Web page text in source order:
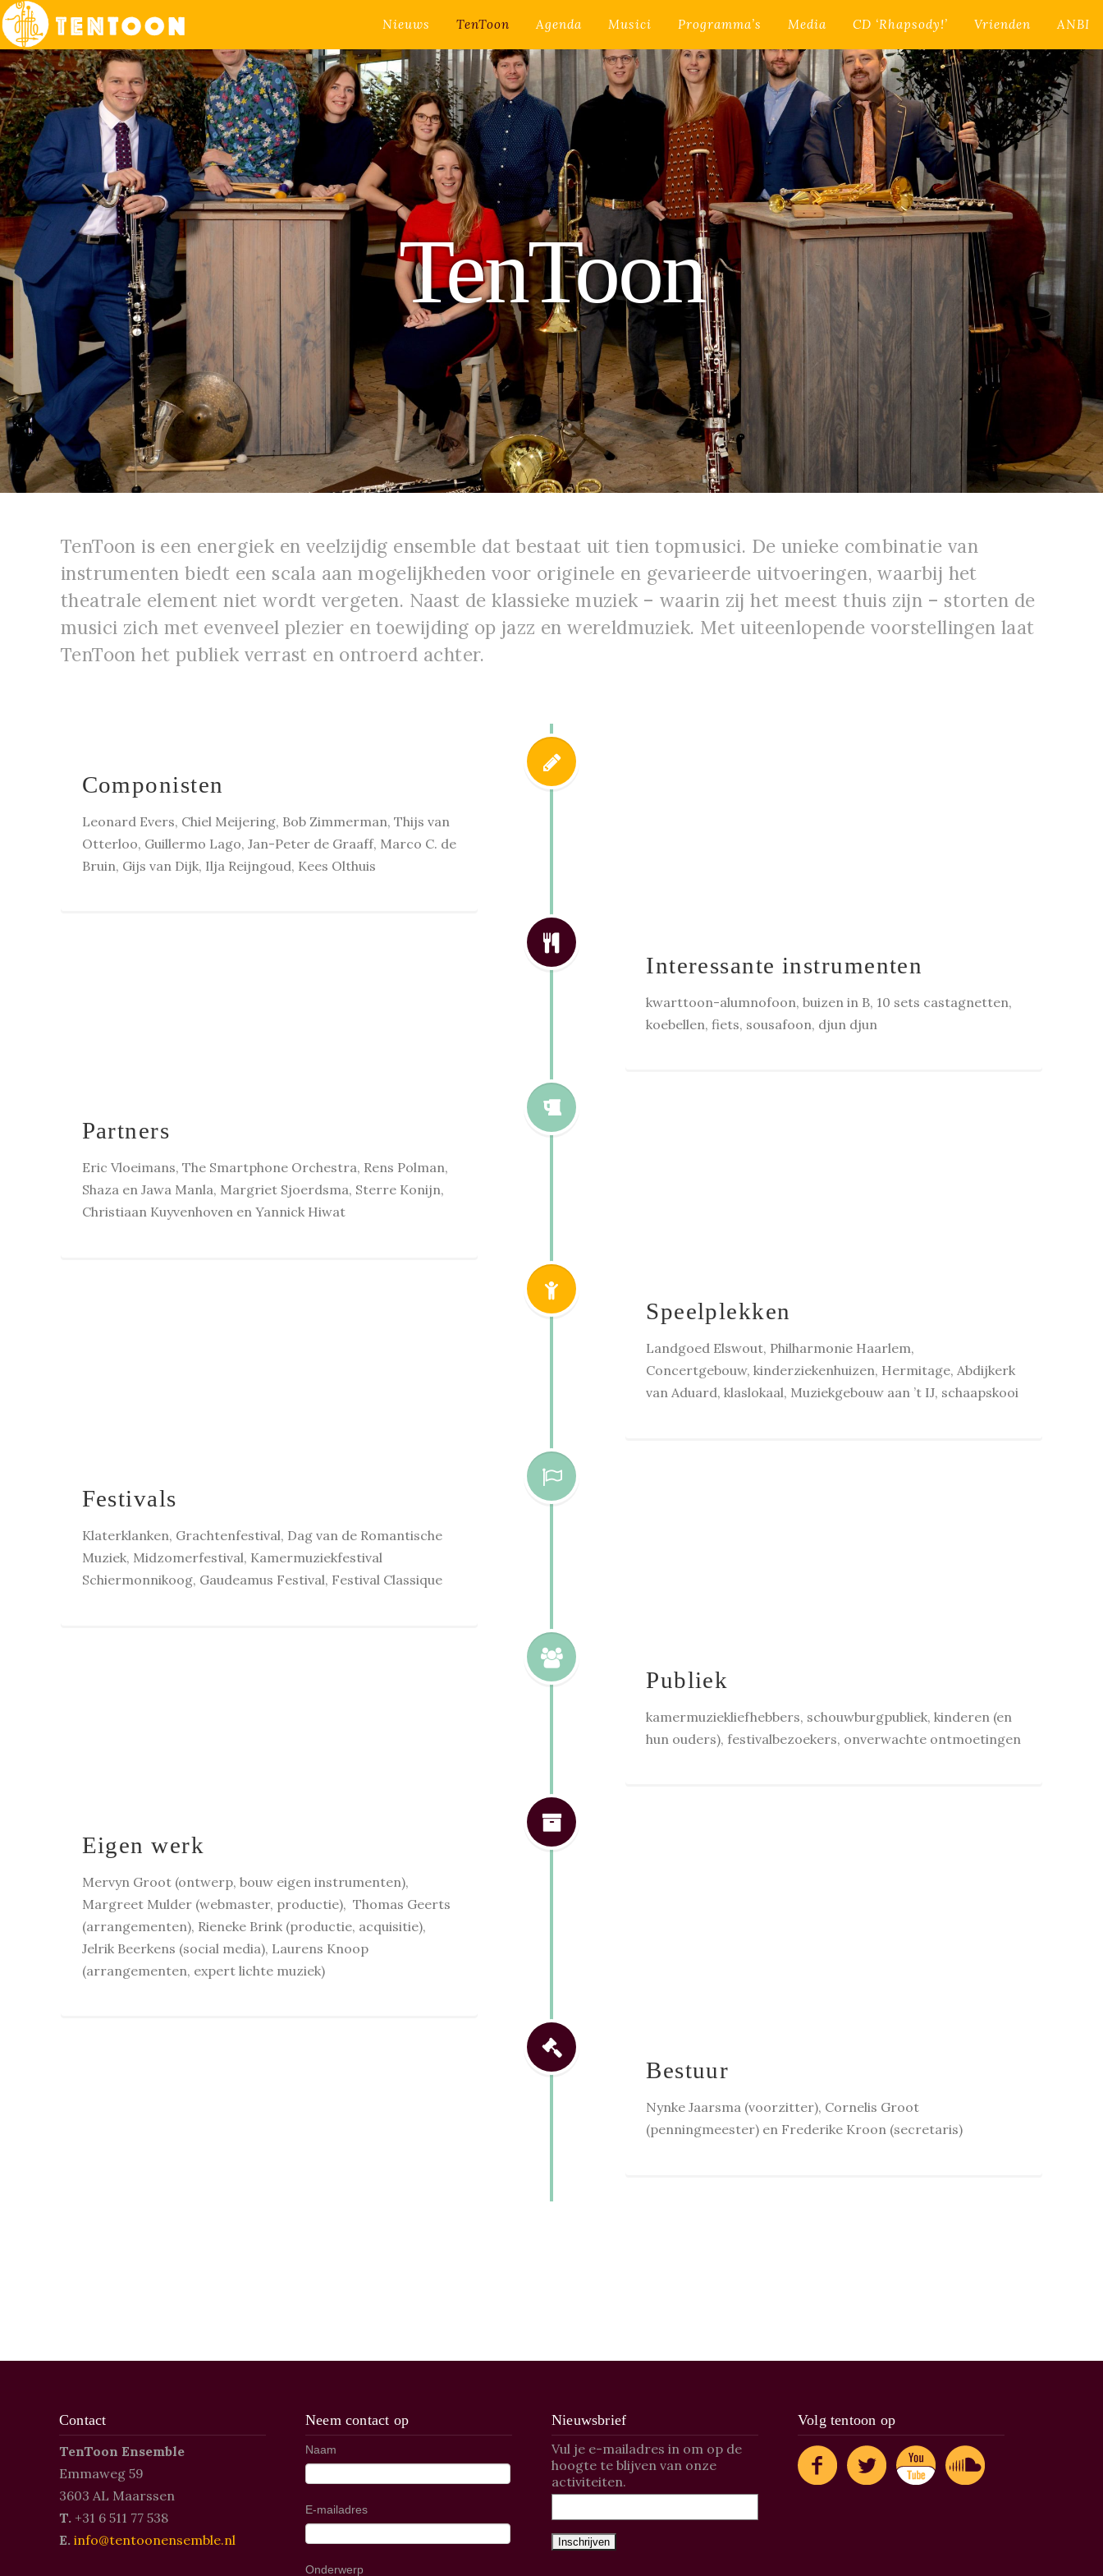
Nieuws TenToon Agenda Musici Programma’s Media CD ‘Rhapsody!’ Vrienden ANBI
TenToon
TenToon is een energiek en veelzijdig ensemble dat bestaat uit tien topmusici. De unieke combinatie van
instrumenten biedt een scala aan mogelijkheden voor originele en gevarieerde uitvoeringen, waarbij het
theatrale element niet wordt vergeten. Naast de klassieke muziek – waarin zij het meest thuis zijn – storten de
musici zich met evenveel plezier en toewijding op jazz en wereldmuziek. Met uiteenlopende voorstellingen laat
TenToon het publiek verrast en ontroerd achter.
Componisten
Leonard Evers, Chiel Meijering, Bob Zimmerman, Thijs van
Otterloo, Guillermo Lago, Jan-Peter de Graaff, Marco C. de
Bruin, Gijs van Dijk, Ilja Reijngoud, Kees Olthuis
Interessante instrumenten
kwarttoon-alumnofoon, buizen in B, 10 sets castagnetten,
koebellen, fiets, sousafoon, djun djun
Partners
Eric Vloeimans, The Smartphone Orchestra, Rens Polman,
Shaza en Jawa Manla, Margriet Sjoerdsma, Sterre Konijn,
Christiaan Kuyvenhoven en Yannick Hiwat
Speelplekken
Landgoed Elswout, Philharmonie Haarlem,
Concertgebouw, kinderziekenhuizen, Hermitage, Abdijkerk
van Aduard, klaslokaal, Muziekgebouw aan ’t IJ, schaapskooi
Festivals
Klaterklanken, Grachtenfestival, Dag van de Romantische
Muziek, Midzomerfestival, Kamermuziekfestival
Schiermonnikoog, Gaudeamus Festival, Festival Classique
Publiek
kamermuziekliefhebbers, schouwburgpubliek, kinderen (en
hun ouders), festivalbezoekers, onverwachte ontmoetingen
Eigen werk
Mervyn Groot (ontwerp, bouw eigen instrumenten),
Margreet Mulder (webmaster, productie), Thomas Geerts
(arrangementen), Rieneke Brink (productie, acquisitie),
Jelrik Beerkens (social media), Laurens Knoop
(arrangementen, expert lichte muziek)
Bestuur
Nynke Jaarsma (voorzitter), Cornelis Groot
(penningmeester) en Frederike Kroon (secretaris)
Contact
TenToon Ensemble
Emmaweg 59
3603 AL Maarssen
T. +31 6 511 77 538
E. info@tentoonensemble.nl
Neem contact op
Naam
E-mailadres
Onderwerp
Nieuwsbrief
Vul je e-mailadres in om op de
hoogte te blijven van onze
activiteiten.
Volg tentoon op